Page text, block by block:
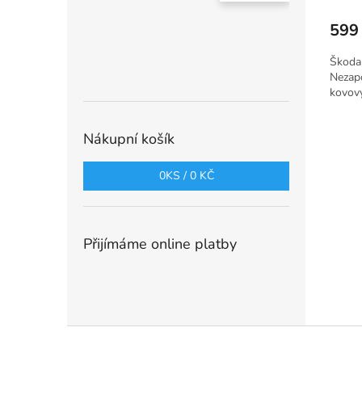
Nákupní košík
0KS / 0 KČ
Přijímáme online platby
599